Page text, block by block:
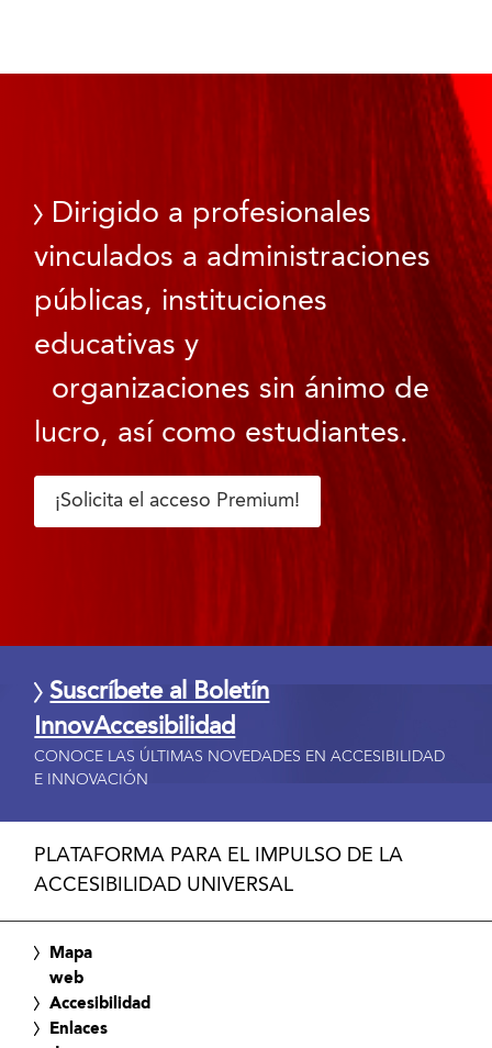
Dirigido a profesionales
vinculados a administraciones
públicas, instituciones
educativas y
organizaciones sin ánimo de
lucro, así como estudiantes.
¡Solicita el acceso Premium!
Suscríbete al Boletín
InnovAccesibilidad
CONOCE LAS ÚLTIMAS NOVEDADES EN ACCESIBILIDAD
E INNOVACIÓN
PLATAFORMA PARA EL IMPULSO DE LA
ACCESIBILIDAD UNIVERSAL
Mapa
web
Accesibilidad
Enlaces